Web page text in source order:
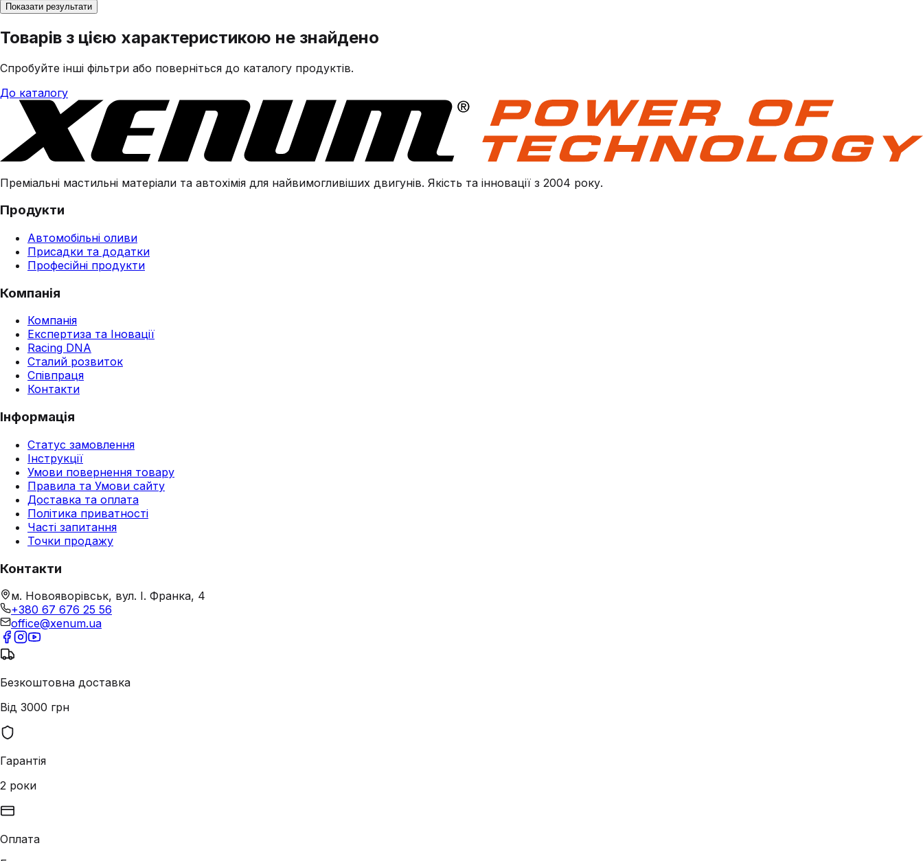
Показати результати
Товарів з цією характеристикою не знайдено
Спробуйте інші фільтри або поверніться до каталогу продуктів.
До каталогу
Преміальні мастильні матеріали та автохімія для найвимогливіших двигунів. Якість та інновації з 2004 року.
Продукти
Автомобільні оливи
Присадки та додатки
Професійні продукти
Компанія
Компанія
Експертиза та Іновації
Racing DNA
Сталий розвиток
Співпраця
Контакти
Інформація
Статус замовлення
Інструкції
Умови повернення товару
Правила та Умови сайту
Доставка та оплата
Політика приватності
Часті запитання
Точки продажу
Контакти
м. Новояворівськ, вул. І. Франка, 4
+380 67 676 25 56
office@xenum.ua
Безкоштовна доставка
Від 3000 грн
Гарантія
2 роки
Оплата